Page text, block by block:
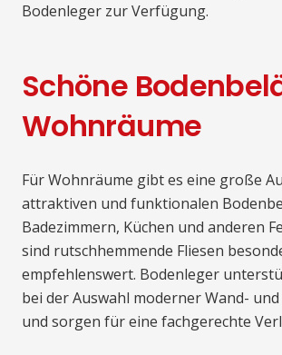
Bodenleger zur Verfügung.
Schöne
Wohnräume
Für Wohnräume gibt es eine große
attraktiven und funktionalen
Badezimmern, Küchen und anderen
sind rutschhemmende Fliesen
empfehlenswert. Bodenleger
bei der Auswahl moderner Wand-
und sorgen für eine fachgerechte